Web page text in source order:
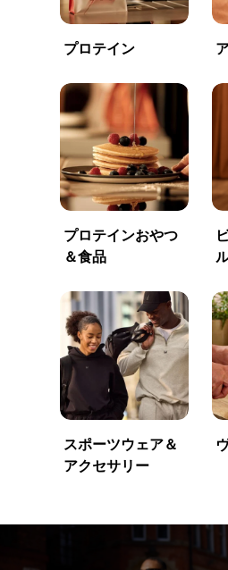
プロテイン
プロテインおやつ
＆食品
スポーツウェア＆
アクセサリー